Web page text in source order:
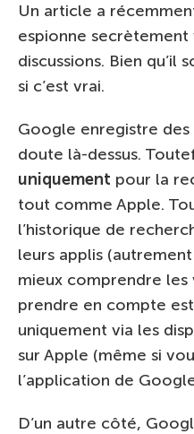
Un article a
espionne
discussions. Bien qu’il
si c’est vrai.
Google enregistre des
doute là-dessus.
uniquement pour la
tout comme Apple.
l’historique de
leurs applis
mieux comprendre
prendre en compte
uniquement via les
sur Apple (même si
l’application de
D’un autre côté,